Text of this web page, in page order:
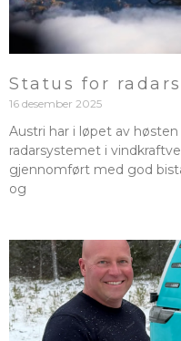
Status for
16 desember 2025
Austri har i løpet av
radarsystemet i
gjennomført med god
og